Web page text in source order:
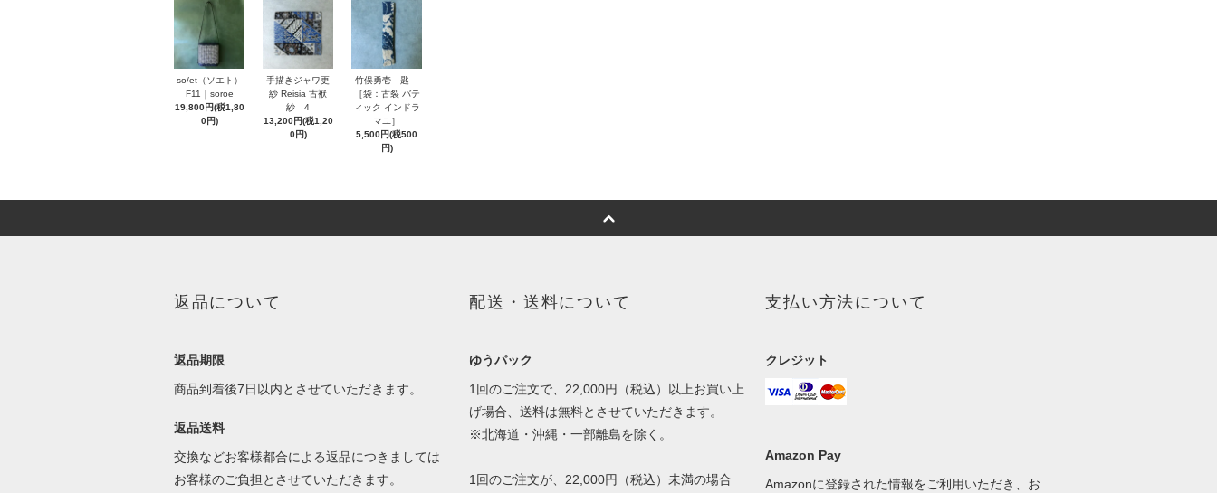
so/et（ソエト）
F11｜soroe
19,800円(税1,80
0円)
手描きジャワ更
紗 Reisia 古袱
紗 4
13,200円(税1,20
0円)
竹俣勇壱 匙
［袋：古裂 バテ
ィック インドラ
マユ］
5,500円(税500
円)
返品について
返品期限
商品到着後7日以内とさせていただきます。
返品送料
交換などお客様都合による返品につきましては
お客様のご負担とさせていただきます。
配送・送料について
ゆうパック
1回のご注文で、22,000円（税込）以上お買い上
げ場合、送料は無料とさせていただきます。
※北海道・沖縄・一部離島を除く。
1回のご注文が、22,000円（税込）未満の場合
支払い方法について
クレジット
Amazon Pay
Amazonに登録された情報をご利用いただき、お